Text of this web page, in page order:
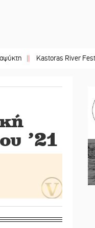
Kastoras River Festival 2026:
’21